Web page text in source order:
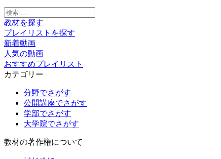
検
索:
教材を探す
プレイリストを探す
新着動画
人気の動画
おすすめプレイリスト
カテゴリー
分野でさがす
公開講座でさがす
学部でさがす
大学院でさがす
教材の著作権について